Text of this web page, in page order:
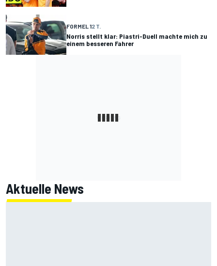
FORMEL 12 T.
Norris stellt klar: Piastri-Duell machte mich zu
einem besseren Fahrer
Aktuelle News